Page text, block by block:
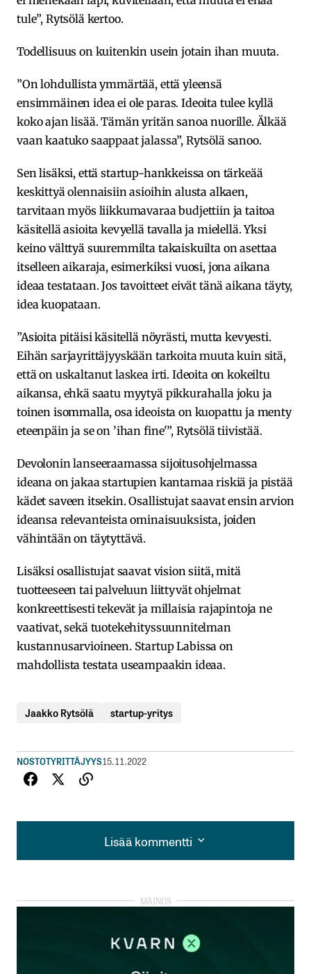
tule”, Rytsölä kertoo.
Todellisuus on kuitenkin usein jotain ihan muuta.
”On lohdullista ymmärtää, että yleensä
ensimmäinen idea ei ole paras. Ideoita tulee kyllä
koko ajan lisää. Tämän yritän sanoa nuorille. Älkää
vaan kaatuko saappaat jalassa”, Rytsölä sanoo.
Sen lisäksi, että startup-hankkeissa on tärkeää
keskittyä olennaisiin asioihin alusta alkaen,
tarvitaan myös liikkumavaraa budjettiin ja taitoa
käsitellä asioita kevyellä tavalla ja mielellä. Yksi
keino välttyä suuremmilta takaiskuilta on asettaa
itselleen aikaraja, esimerkiksi vuosi, jona aikana
ideaa testataan. Jos tavoitteet eivät tänä aikana täyty,
idea kuopataan.
”Asioita pitäisi käsitellä nöyrästi, mutta kevyesti.
Eihän sarjayrittäjyyskään tarkoita muuta kuin sitä,
että on uskaltanut laskea irti. Ideoita on kokeiltu
aikansa, ehkä saatu myytyä pikkurahalla joku ja
toinen isommalla, osa ideoista on kuopattu ja menty
eteenpäin ja se on ’ihan fine'”, Rytsölä tiivistää.
Devolonin lanseeraamassa sijoitusohjelmassa
ideana on jakaa startupien kantamaa riskiä ja pistää
kädet saveen itsekin. Osallistujat saavat ensin arvion
ideansa relevanteista ominaisuuksista, joiden
vähintään on täytyttävä.
Lisäksi osallistujat saavat vision siitä, mitä
tuotteeseen tai palveluun liittyvät ohjelmat
konkreettisesti tekevät ja millaisia rajapintoja ne
vaativat, sekä tuotekehityssuunnitelman
kustannusarvioineen. Startup Labissa on
mahdollista testata useampaakin ideaa.
Jaakko Rytsölä startup-yritys
NOSTOTYRITTÄJYYS15.11.2022
Lisää kommentti
Lisää kommentti
kirjautua
rekisteröityä